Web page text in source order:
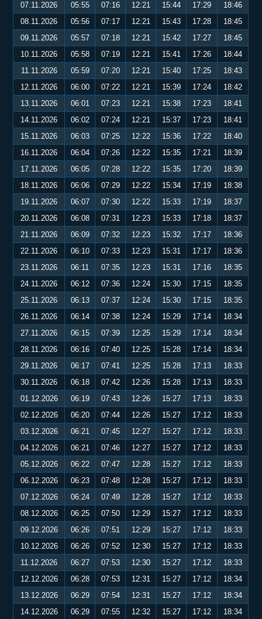
07.11.2026 05:55 07:16 12:21 15:44 17:29
18:46
08.11.2026
05:56 07:17 12:21 15:43 17:28
18:45
09.11.2026
05:57 07:18 12:21 15:42 17:27
18:45
10.11.2026
05:58 07:19 12:21 15:41 17:26
18:44
11.11.2026
05:59 07:20 12:21 15:40 17:25
18:43
12.11.2026
06:00 07:22 12:21 15:39 17:24
18:42
13.11.2026
06:01 07:23 12:21 15:38 17:23
18:41
14.11.2026
06:02 07:24 12:21 15:37 17:23
18:41
15.11.2026
06:03 07:25 12:22 15:36 17:22
18:40
16.11.2026
06:04 07:26 12:22 15:35 17:21
18:39
17.11.2026
06:05 07:28 12:22 15:35 17:20
18:39
18.11.2026
06:06 07:29 12:22 15:34 17:19
18:38
19.11.2026
06:07 07:30 12:22 15:33 17:19
18:37
20.11.2026
06:08 07:31 12:23 15:33 17:18
18:37
21.11.2026
06:09 07:32 12:23 15:32 17:17
18:36
22.11.2026
06:10 07:33 12:23 15:31 17:17
18:36
23.11.2026
06:11 07:35 12:23 15:31 17:16
18:35
24.11.2026
06:12 07:36 12:24 15:30 17:15
18:35
25.11.2026
06:13 07:37 12:24 15:30 17:15
18:35
26.11.2026
06:14 07:38 12:24 15:29 17:14
18:34
27.11.2026
06:15 07:39 12:25 15:29 17:14
18:34
28.11.2026
06:16 07:40 12:25 15:28 17:14
18:34
29.11.2026
06:17 07:41 12:25 15:28 17:13
18:33
30.11.2026
06:18 07:42 12:26 15:28 17:13
18:33
01.12.2026
06:19 07:43 12:26 15:27 17:13
18:33
02.12.2026
06:20 07:44 12:26 15:27 17:12
18:33
03.12.2026
06:21 07:45 12:27 15:27 17:12
18:33
04.12.2026
06:21 07:46 12:27 15:27 17:12
18:33
05.12.2026
06:22 07:47 12:28 15:27 17:12
18:33
06.12.2026
06:23 07:48 12:28 15:27 17:12
18:33
07.12.2026
06:24 07:49 12:28 15:27 17:12
18:33
08.12.2026
06:25 07:50 12:29 15:27 17:12
18:33
09.12.2026
06:26 07:51 12:29 15:27 17:12
18:33
10.12.2026
06:26 07:52 12:30 15:27 17:12
18:33
11.12.2026
06:27 07:53 12:30 15:27 17:12
18:33
12.12.2026
06:28 07:53 12:31 15:27 17:12
18:34
13.12.2026
06:29 07:54 12:31 15:27 17:12
18:34
14.12.2026
06:29 07:55 12:32 15:27 17:12
18:34